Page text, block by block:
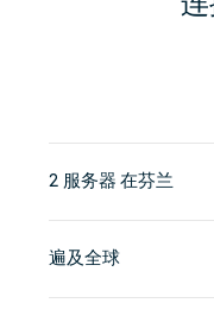
2 服务器 在芬兰
遍及全球